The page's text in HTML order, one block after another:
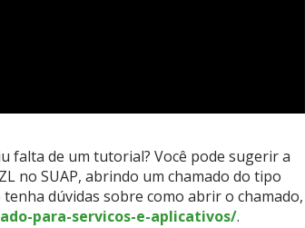
falta de um tutorial? Você pode sugerir a
no SUAP, abrindo um chamado do tipo
dúvidas sobre como abrir o chamado,
para-servicos-e-aplicativos/.